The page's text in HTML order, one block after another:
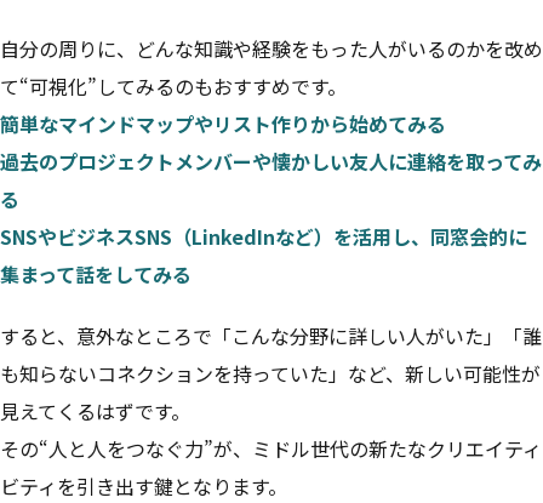
自分の周りに、どんな知識や経験をもった人がいるのかを改め
て“可視化”してみるのもおすすめです。
簡単なマインドマップやリスト作りから始めてみる
過去のプロジェクトメンバーや懐かしい友人に連絡を取ってみ
る
SNSやビジネスSNS（LinkedInなど）を活用し、同窓会的に
集まって話をしてみる
すると、意外なところで「こんな分野に詳しい人がいた」「誰
も知らないコネクションを持っていた」など、新しい可能性が
見えてくるはずです。
その“人と人をつなぐ力”が、ミドル世代の新たなクリエイティ
ビティを引き出す鍵となります。